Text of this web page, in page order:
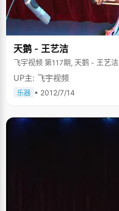
天鹅 - 王艺洁
飞宇视频 第117期, 天鹅 - 王艺洁
UP主: 飞宇视频
乐器 • 2012/7/14